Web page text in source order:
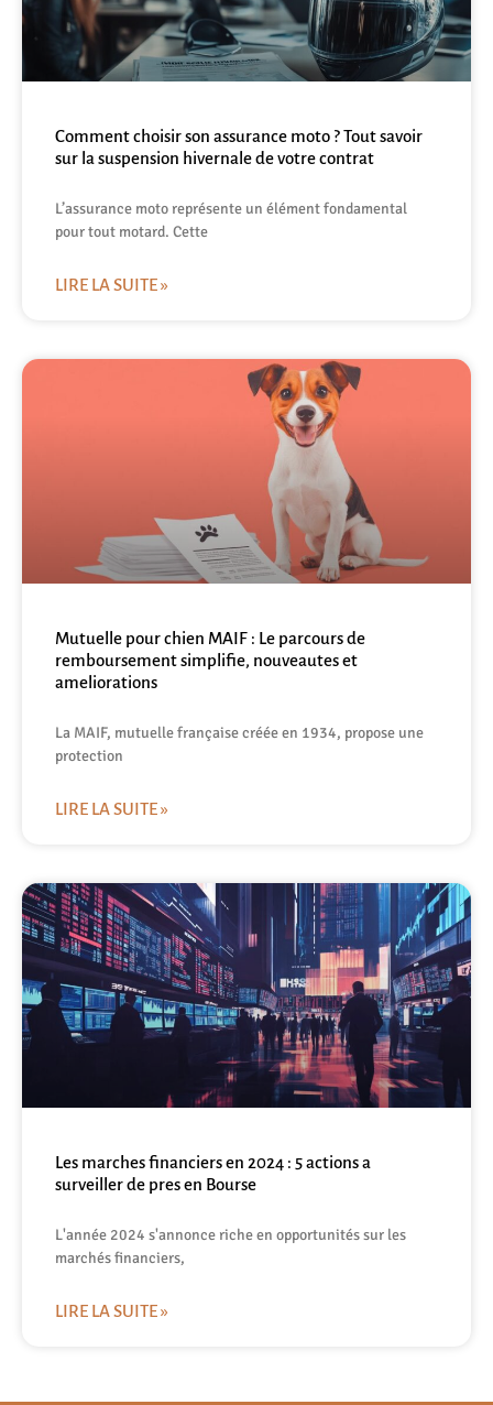
Comment choisir son assurance moto ? Tout savoir
sur la suspension hivernale de votre contrat
L’assurance moto représente un élément fondamental
pour tout motard. Cette
LIRE LA SUITE »
Mutuelle pour chien MAIF : Le parcours de
remboursement simplifie, nouveautes et
ameliorations
La MAIF, mutuelle française créée en 1934, propose une
protection
LIRE LA SUITE »
Les marches financiers en 2024 : 5 actions a
surveiller de pres en Bourse
L'année 2024 s'annonce riche en opportunités sur les
marchés financiers,
LIRE LA SUITE »